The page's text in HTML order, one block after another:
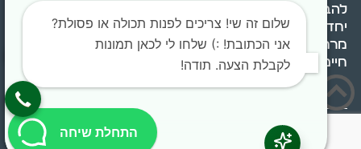
להבין ולשנות.
יחד, ניצור
מרחב
חיים בריא ומאוזן.
הזכויות שמורות.
שלום זה שי! צריכים לפנות תכולה או פסולת?
אני הכתובת! :) שלחו לי לכאן תמונות
לקבלת הצעה. תודה!
התחלת שיחה